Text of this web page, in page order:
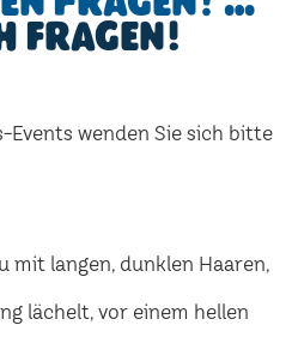
fragen!
Events wenden Sie sich bitte